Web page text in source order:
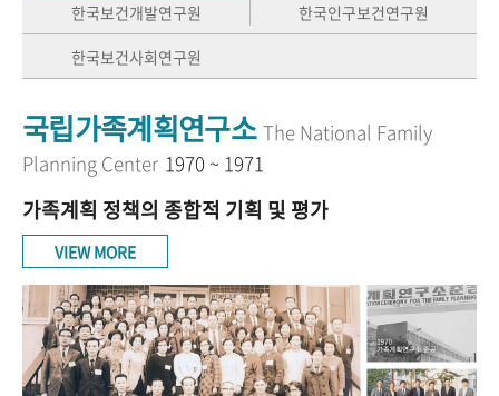
VR 역사관한국보건개발연구원
한국인구보건연구원
한국보건사회연구원
국립가족계획연구소 The National Family
Planning Center 1970 ~ 1971
가족계획 정책의 종합적 기획 및 평가
VIEW MORE